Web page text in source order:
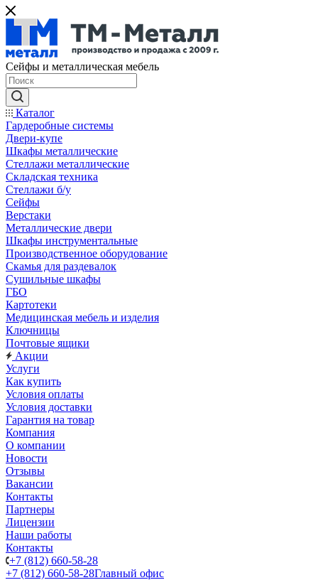
Сейфы и металлическая мебель
Каталог
Гардеробные системы
Двери-купе
Шкафы металлические
Стеллажи металлические
Складская техника
Стеллажи б/у
Сейфы
Верстаки
Металлические двери
Шкафы инструментальные
Производственное оборудование
Скамья для раздевалок
Сушильные шкафы
ГБО
Картотеки
Медицинская мебель и изделия
Ключницы
Почтовые ящики
Акции
Услуги
Как купить
Условия оплаты
Условия доставки
Гарантия на товар
Компания
О компании
Новости
Отзывы
Вакансии
Контакты
Партнеры
Лицензии
Наши работы
Контакты
+7 (812) 660-58-28
+7 (812) 660-58-28Главный офис